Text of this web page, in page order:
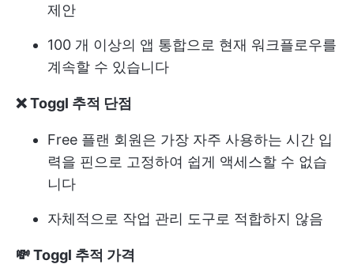
제안
100 개 이상의 앱 통합으로 현재 워크플로우를
계속할 수 있습니다
❌ Toggl 추적 단점
Free 플랜 회원은 가장 자주 사용하는 시간 입
력을 핀으로 고정하여 쉽게 액세스할 수 없습
니다
자체적으로 작업 관리 도구로 적합하지 않음
💸 Toggl 추적 가격